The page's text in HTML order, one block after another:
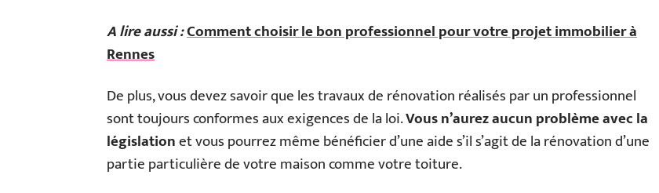
A lire aussi :Comment choisir le bon professionnel pour votre projet immobilier à
Rennes
De plus, vous devez savoir que les travaux de rénovation réalisés par un professionnel
sont toujours conformes aux exigences de la loi.Vous n’aurez aucun problème avec la
législationet vous pourrez même bénéficier d’une aide s’il s’agit de la rénovation d’une
partie particulière de votre maison comme votre toiture.